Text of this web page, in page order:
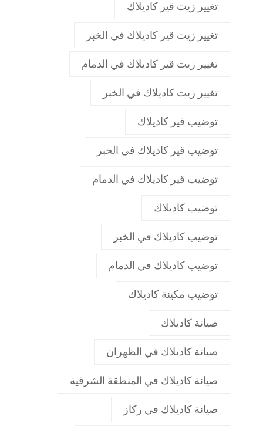
تغيير زيت قير كاديلاك
تغيير زيت قير كاديلاك في الخبر
تغيير زيت قير كاديلاك في الدمام
تغيير زيت كاديلاك في الخبر
توضيب قير كاديلاك
توضيب قير كاديلاك في الخبر
توضيب قير كاديلاك في الدمام
توضيب كاديلاك
توضيب كاديلاك في الخبر
توضيب كاديلاك في الدمام
توضيب مكينة كاديلاك
صيانة كاديلاك
صيانة كاديلاك في الظهران
صيانة كاديلاك في المنطقة الشرقية
صيانة كاديلاك في ركاز